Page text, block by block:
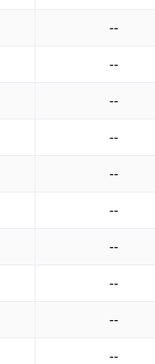
--
--
--
--
--
--
--
--
--
--